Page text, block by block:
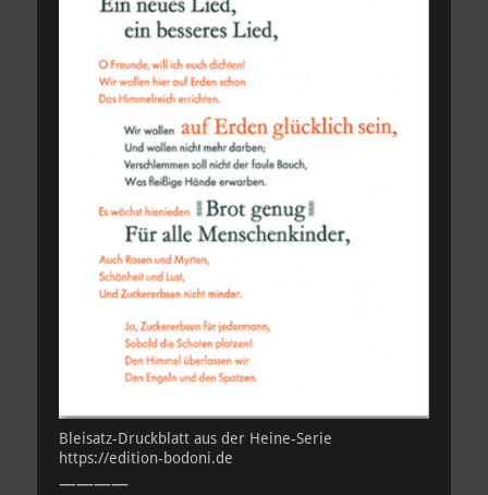
Bleisatz-Druckblatt aus der Heine-Serie
https://edition-bodoni.de
————